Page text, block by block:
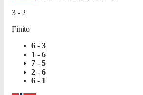
3 - 2
Finito
6 - 3
1 - 6
7 - 5
2 - 6
6 - 1